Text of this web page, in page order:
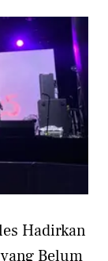
Hadirkan
Belum